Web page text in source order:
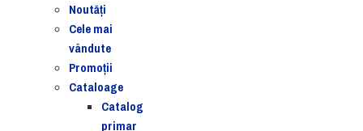
Noutăţi
Cele mai
vândute
Promoții
Cataloage
Catalog
primar